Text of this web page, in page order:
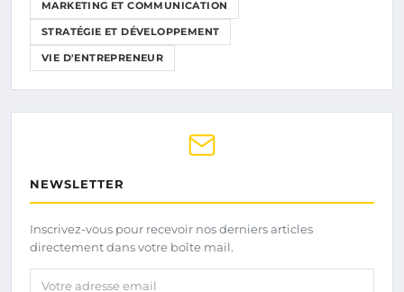
MARKETING ET COMMUNICATION
STRATÉGIE ET DÉVELOPPEMENT
VIE D'ENTREPRENEUR
NEWSLETTER
Inscrivez-vous pour recevoir nos derniers articles
directement dans votre boîte mail.
Votre adresse email